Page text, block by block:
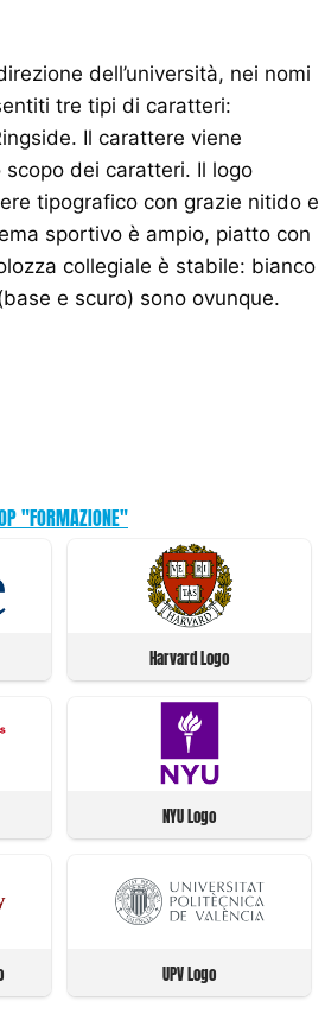
dell’università, nei nomi
tre tipi di caratteri:
Il carattere viene
dei caratteri. Il logo
tipografico con grazie nitido e
sportivo è ampio, piatto con
collegiale è stabile: bianco
e scuro) sono ovunque.
"FORMAZIONE"
Harvard Logo
NYU Logo
UPV Logo